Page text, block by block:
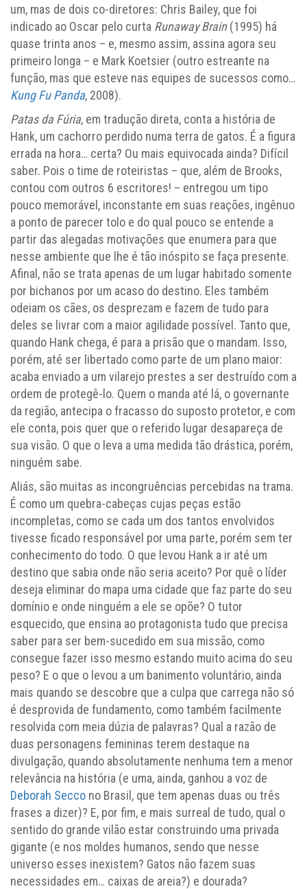
um, mas de dois co-diretores: Chris Bailey, que foi
indicado ao Oscar pelo curta Runaway Brain(1995) há
quase trinta anos – e, mesmo assim, assina agora seu
primeiro longa – e Mark Koetsier (outro estreante na
função, mas que esteve nas equipes de sucessos como…
Kung Fu Panda, 2008).
Patas da Fúria, em tradução direta, conta a história de
Hank, um cachorro perdido numa terra de gatos. É a figura
errada na hora… certa? Ou mais equivocada ainda? Difícil
saber. Pois o time de roteiristas – que, além de Brooks,
contou com outros 6 escritores! – entregou um tipo
pouco memorável, inconstante em suas reações, ingênuo
a ponto de parecer tolo e do qual pouco se entende a
partir das alegadas motivações que enumera para que
nesse ambiente que lhe é tão inóspito se faça presente.
Afinal, não se trata apenas de um lugar habitado somente
por bichanos por um acaso do destino. Eles também
odeiam os cães, os desprezam e fazem de tudo para
deles se livrar com a maior agilidade possível. Tanto que,
quando Hank chega, é para a prisão que o mandam. Isso,
porém, até ser libertado como parte de um plano maior:
acaba enviado a um vilarejo prestes a ser destruído com a
ordem de protegê-lo. Quem o manda até lá, o governante
da região, antecipa o fracasso do suposto protetor, e com
ele conta, pois quer que o referido lugar desapareça de
sua visão. O que o leva a uma medida tão drástica, porém,
ninguém sabe.
Aliás, são muitas as incongruências percebidas na trama.
É como um quebra-cabeças cujas peças estão
incompletas, como se cada um dos tantos envolvidos
tivesse ficado responsável por uma parte, porém sem ter
conhecimento do todo. O que levou Hank a ir até um
destino que sabia onde não seria aceito? Por quê o líder
deseja eliminar do mapa uma cidade que faz parte do seu
domínio e onde ninguém a ele se opõe? O tutor
esquecido, que ensina ao protagonista tudo que precisa
saber para ser bem-sucedido em sua missão, como
consegue fazer isso mesmo estando muito acima do seu
peso? E o que o levou a um banimento voluntário, ainda
mais quando se descobre que a culpa que carrega não só
é desprovida de fundamento, como também facilmente
resolvida com meia dúzia de palavras? Qual a razão de
duas personagens femininas terem destaque na
divulgação, quando absolutamente nenhuma tem a menor
relevância na história (e uma, ainda, ganhou a voz de
Deborah Secco no Brasil, que tem apenas duas ou três
frases a dizer)? E, por fim, e mais surreal de tudo, qual o
sentido do grande vilão estar construindo uma privada
gigante (e nos moldes humanos, sendo que nesse
universo esses inexistem? Gatos não fazem suas
necessidades em… caixas de areia?) e dourada?